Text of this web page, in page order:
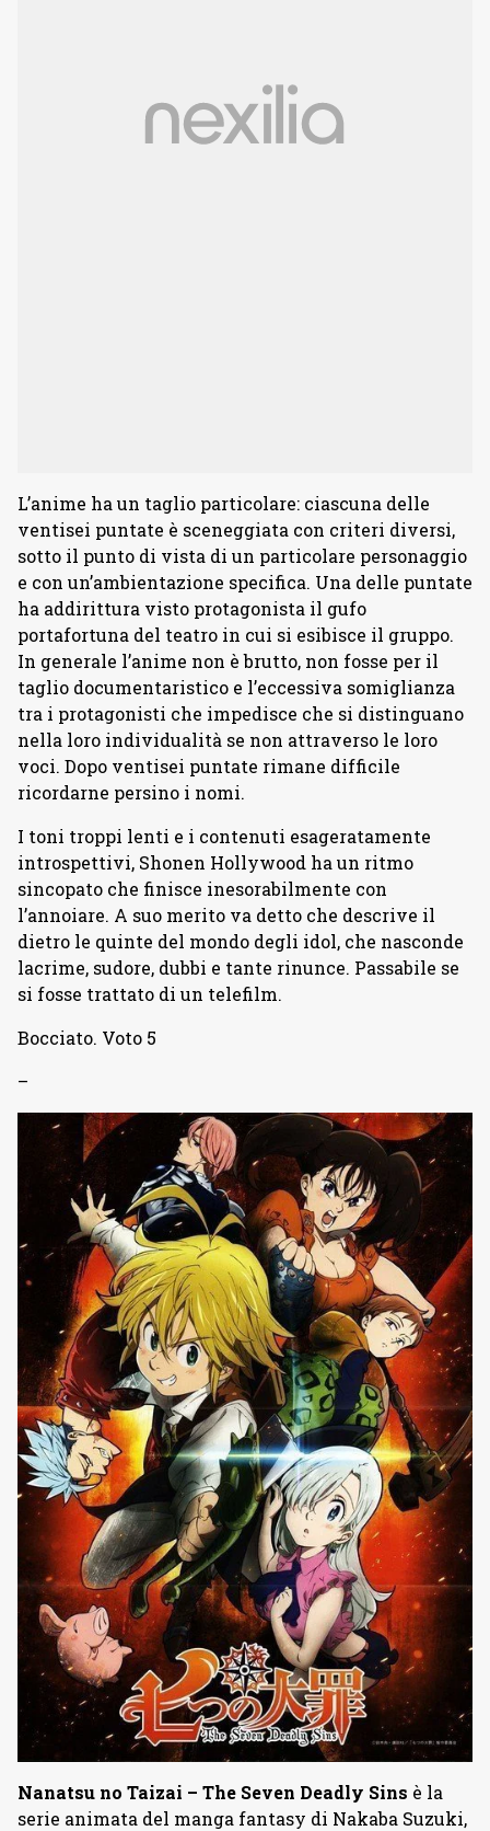
L’anime ha un taglio particolare: ciascuna delle
ventisei puntate è sceneggiata con criteri diversi,
sotto il punto di vista di un particolare personaggio
e con un’ambientazione specifica. Una delle puntate
ha addirittura visto protagonista il gufo
portafortuna del teatro in cui si esibisce il gruppo.
In generale l’anime non è brutto, non fosse per il
taglio documentaristico e l’eccessiva somiglianza
tra i protagonisti che impedisce che si distinguano
nella loro individualità se non attraverso le loro
voci. Dopo ventisei puntate rimane difficile
ricordarne persino i nomi.
I toni troppi lenti e i contenuti esageratamente
introspettivi, Shonen Hollywood ha un ritmo
sincopato che finisce inesorabilmente con
l’annoiare. A suo merito va detto che descrive il
dietro le quinte del mondo degli idol, che nasconde
lacrime, sudore, dubbi e tante rinunce. Passabile se
si fosse trattato di un telefilm.
Bocciato. Voto 5
–
Nanatsu no Taizai – The Seven Deadly Sins è la
serie animata del manga fantasy di Nakaba Suzuki,